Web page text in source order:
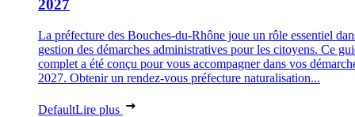
2027
La préfecture des Bouches-du-Rhône joue un rôle essentiel
gestion des démarches administratives pour les citoyens. Ce
complet a été conçu pour vous accompagner dans vos
2027. Obtenir un rendez-vous préfecture naturalisation...
DefaultLire plus